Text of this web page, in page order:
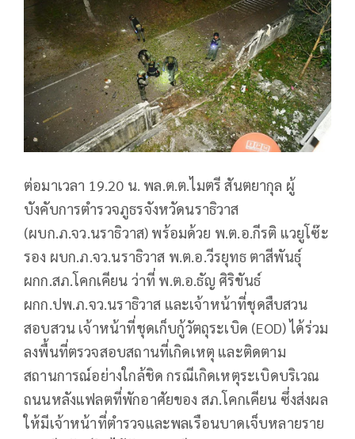
ต่อมาเวลา 19.20 น. พล.ต.ต.ไมตรี สันตยากุล ผู้
บังคับการตำรวจภูธรจังหวัดนราธิวาส
(ผบก.ภ.จว.นราธิวาส) พร้อมด้วย พ.ต.อ.กีรติ แวยูโซ๊ะ
รอง ผบก.ภ.จว.นราธิวาส พ.ต.อ.วีรยุทธ ตาสีพันธุ์
ผกก.สภ.โคกเคียน ว่าที่ พ.ต.อ.ธัญ ศิริขันธ์
ผกก.ปพ.ภ.จว.นราธิวาส และเจ้าหน้าที่ชุดสืบสวน
สอบสวน เจ้าหน้าที่ชุดเก็บกู้วัตถุระเบิด (EOD) ได้ร่วม
ลงพื้นที่ตรวจสอบสถานที่เกิดเหตุ และติดตาม
สถานการณ์อย่างใกล้ชิด กรณีเกิดเหตุระเบิดบริเวณ
ถนนหลังแฟลตที่พักอาศัยของ สภ.โคกเคียน ซึ่งส่งผล
ให้มีเจ้าหน้าที่ตำรวจและพลเรือนบาดเจ็บหลายราย